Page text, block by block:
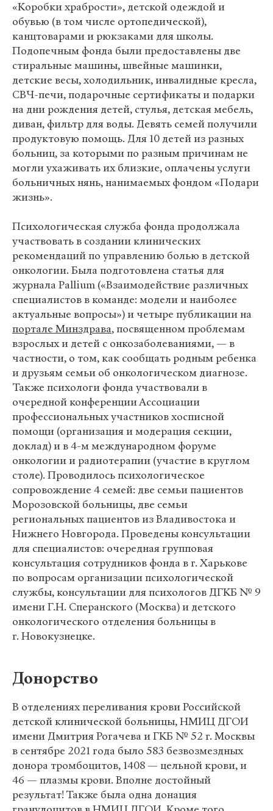
«Коробки храбрости», детской одеждой и
обувью (в том числе ортопедической),
канцтоварами и рюкзаками для школы.
Подопечным фонда были предоставлены две
стиральные машины, швейные машинки,
детские весы, холодильник, инвалидные кресла,
СВЧ-печи, подарочные сертификаты и подарки
на дни рождения детей, стулья, детская мебель,
диван, фильтр для воды. Девять семей получили
продуктовую помощь. Для 10 детей из разных
больниц, за которыми по разным причинам не
могли ухаживать их близкие, оплачены услуги
больничных нянь, нанимаемых фондом «Подари
жизнь».
Психологическая служба фонда продолжала
участвовать в создании клинических
рекомендаций по управлению болью в детской
онкологии. Была подготовлена статья для
журнала Pallium («Взаимодействие различных
специалистов в команде: модели и наиболее
актуальные вопросы») и четыре публикации на
портале Минздрава, посвященном проблемам
взрослых и детей с онкозаболеваниями, — в
частности, о том, как сообщать родным ребенка
и друзьям семьи об онкологическом диагнозе.
Также психологи фонда участвовали в
очередной конференции Ассоциации
профессиональных участников хосписной
помощи (организация и модерация секции,
доклад) и в 4-м международном форуме
онкологии и радиотерапии (участие в круглом
столе). Проводилось психологическое
сопровождение 4 семей: две семьи пациентов
Морозовской больницы, две семьи
региональных пациентов из Владивостока и
Нижнего Новгорода. Проведены консультации
для специалистов: очередная групповая
консультация сотрудников фонда в г. Харькове
по вопросам организации психологической
службы, консультации для психологов ДГКБ № 9
имени Г.Н. Сперанского (Москва) и детского
онкологического отделения больницы в
г. Новокузнецке.
Донорство
В отделениях переливания крови Российской
детской клинической больницы, НМИЦ ДГОИ
имени Дмитрия Рогачева и ГКБ № 52 г. Москвы
в сентябре 2021 года было 583 безвозмездных
донора тромбоцитов, 1408 — цельной крови, и
46 — плазмы крови. Вполне достойный
результат! Также была одна донация